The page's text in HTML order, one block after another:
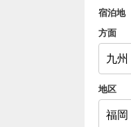
宿泊地
方面
地区